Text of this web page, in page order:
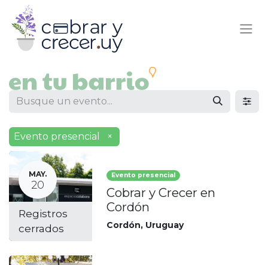
Evento presencial ×
MAY.
20
Registros
cerrados
Evento presencial
Cobrar y Crecer en
Cordón
Cordón, Uruguay